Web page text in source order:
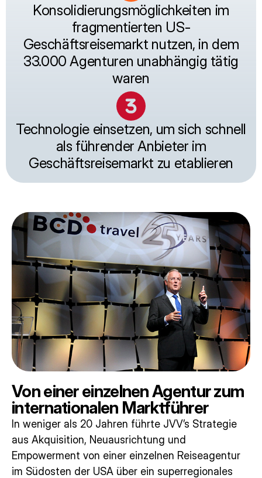
Konsolidierungsmöglichkeiten im
fragmentierten US-
Geschäftsreisemarkt nutzen, in dem
33.000 Agenturen unabhängig tätig
waren
Technologie einsetzen, um sich schnell
als führender Anbieter im
Geschäftsreisemarkt zu etablieren
Von einer einzelnen Agentur zum
internationalen Marktführer
In weniger als 20 Jahren führte JVV’s Strategie
aus Akquisition, Neuausrichtung und
Empowerment von einer einzelnen Reiseagentur
im Südosten der USA über ein superregionales